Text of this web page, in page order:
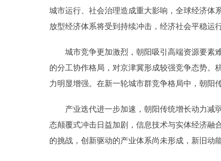
城市运行、社会治理造成重大影响，全球经济体
放型经济体系将受到持续冲击，经济社会平稳运
城市竞争更加激烈，朝阳吸引高端资源要素难
的分工协作格局，对京津冀形成较强竞争态势。
力明显增强。在新一轮城市群竞争格局中，朝阳
产业迭代进一步加速，朝阳传统增长动力减弱
态颠覆式冲击日益加剧，信息技术与实体经济融
的挑战，创新驱动的产业体系尚未形成，新旧动